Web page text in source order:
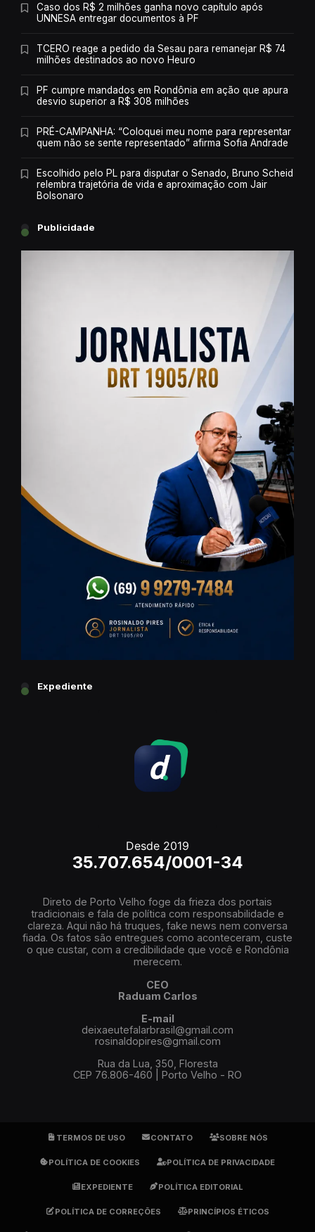
Caso dos R$ 2 milhões ganha novo capítulo após
UNNESA entregar documentos à PF
TCERO reage a pedido da Sesau para remanejar R$ 74
milhões destinados ao novo Heuro
PF cumpre mandados em Rondônia em ação que apura
desvio superior a R$ 308 milhões
PRÉ-CAMPANHA: “Coloquei meu nome para representar
quem não se sente representado” afirma Sofia Andrade
Escolhido pelo PL para disputar o Senado, Bruno Scheid
relembra trajetória de vida e aproximação com Jair
Bolsonaro
Publicidade
Expediente
Desde 2019
35.707.654/0001-34
Direto de Porto Velho foge da frieza dos portais
tradicionais e fala de política com responsabilidade e
clareza. Aqui não há truques, fake news nem conversa
fiada. Os fatos são entregues como aconteceram, custe
o que custar, com a credibilidade que você e Rondônia
merecem.
CEO
Raduam Carlos
E-mail
deixaeutefalarbrasil@gmail.com
rosinaldopires@gmail.com
Rua da Lua, 350, Floresta
CEP 76.806-460 | Porto Velho - RO
TERMOS DE USO CONTATO SOBRE NÓS
POLÍTICA DE COOKIES POLÍTICA DE PRIVACIDADE
EXPEDIENTE POLÍTICA EDITORIAL
POLÍTICA DE CORREÇÕES PRINCÍPIOS ÉTICOS